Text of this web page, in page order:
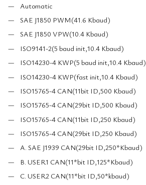
Automatic
SAE J1850 PWM(41.6 Kbaud)
SAE J1850 VPW(10.4 Kbaud)
ISO9141-2(5 baud init,10.4 Kbaud)
ISO14230-4 KWP(5 baud init,10.4 Kbaud)
ISO14230-4 KWP(fast init,10.4 Kbaud)
ISO15765-4 CAN(11bit ID,500 Kbaud)
ISO15765-4 CAN(29bit ID,500 Kbaud)
ISO15765-4 CAN(11bit ID,250 Kbaud)
ISO15765-4 CAN(29bit ID,250 Kbaud)
A. SAE J1939 CAN(29bit ID,250*Kbaud)
B. USER1 CAN(11*bit ID,125*Kbaud)
C. USER2 CAN(11*bit ID,50*kbaud)